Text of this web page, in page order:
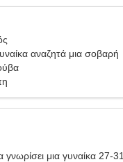
αναζητά μια σοβαρή
γνωρίσει μια γυναίκα 27-31